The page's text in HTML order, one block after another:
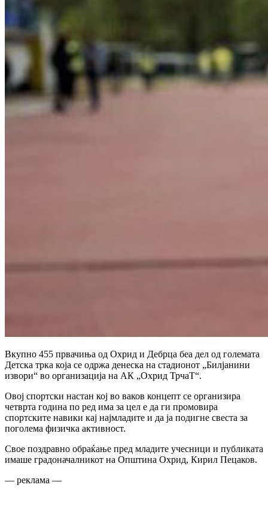
Вкупно 455 првачиња од Охрид и Дебрца беа дел од големата
Детска трка која се одржа денеска на стадионот „Билјанини
извори“ во организација на АК „Охрид ТрчаТ“.
Овој спортски настан кој во ваков концепт се организира
четврта година по ред има за цел е да ги промовира
спортските навики кај најмладите и да ја подигне свеста за
поголема физичка активност.
Свое поздравно обраќање пред младите учесници и публиката
имаше градоначалникот на Општина Охрид, Кирил Пецаков.
— реклама —